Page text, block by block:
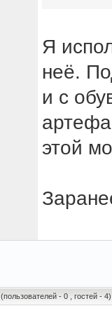
Я
неё.
и с
этой
(пользователей - 0 , гостей - 4)